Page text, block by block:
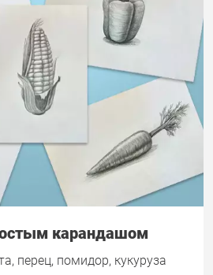
карандашом
перец, помидор, кукуруза